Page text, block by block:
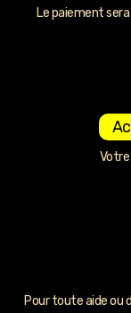
Le paiement
Pour toute aide ou